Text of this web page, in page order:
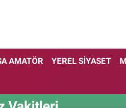
AMATÖR YEREL SİYASET